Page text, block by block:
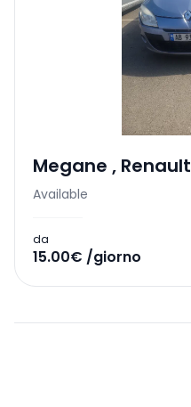
Megane , Renault
Available
da
15.00€ /giorno